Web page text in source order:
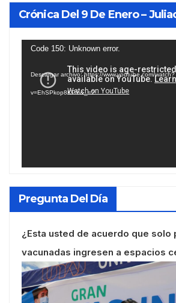
Crónica Del 9 De Enero –
Reproductor
vídeo
Code 150: Unknown error.
Descargar archivo: https://www.youtube.com/watch?
v=EhSPkop8KPY&_=2
Pregunta Del Día
¿Esta usted de acuerdo que solo
vacunadas ingresen a espacios